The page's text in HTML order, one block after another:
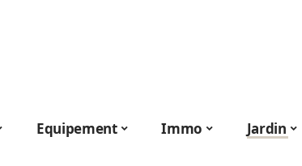
Equipement Immo Jardin